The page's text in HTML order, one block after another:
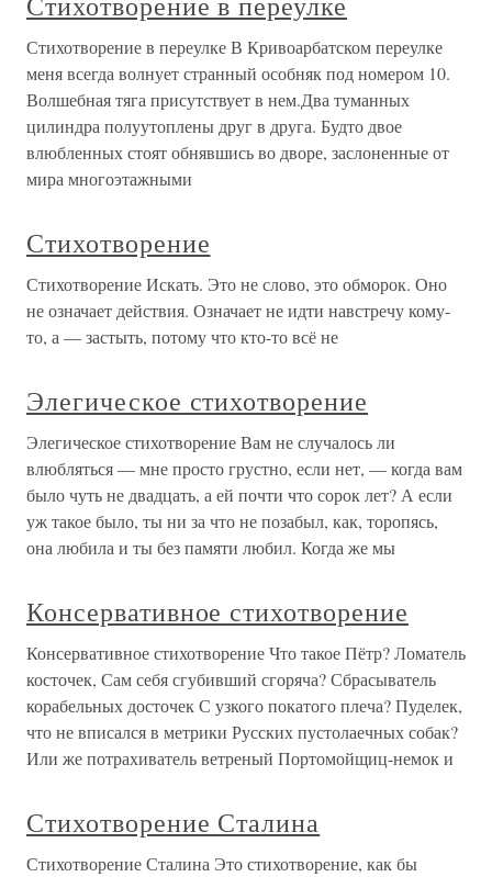
Стихотворение в переулке В Кривоарбатском переулке
меня всегда волнует странный особняк под номером 10.
Волшебная тяга присутствует в нем.Два туманных
цилиндра полуутоплены друг в друга. Будто двое
влюбленных стоят обнявшись во дворе, заслоненные от
мира многоэтажными
Стихотворение
Стихотворение Искать. Это не слово, это обморок. Оно
не означает действия. Означает не идти навстречу кому-
то, а — застыть, потому что кто-то всё не
Элегическое стихотворение
Элегическое стихотворение Вам не случалось ли
влюбляться — мне просто грустно, если нет, — когда вам
было чуть не двадцать, а ей почти что сорок лет? А если
уж такое было, ты ни за что не позабыл, как, торопясь,
она любила и ты без памяти любил. Когда же мы
Консервативное стихотворение
Консервативное стихотворение Что такое Пётр? Ломатель
косточек, Сам себя сгубивший сгоряча? Сбрасыватель
корабельных досточек С узкого покатого плеча? Пуделек,
что не вписался в метрики Русских пустолаечных собак?
Или же потрахиватель ветреный Портомойщиц-немок и
Стихотворение Сталина
Стихотворение Сталина Это стихотворение, как бы